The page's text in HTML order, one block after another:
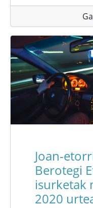
Joan-
Berotegi
isurketak
2020